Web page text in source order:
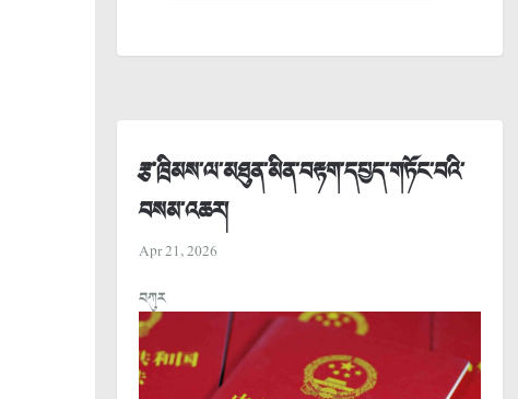
རྩ་ཁྲིམས་ལ་མཐུན་མིན་བརྟག་དཔྱད་གཏོང་བའི་
བསམ་འཆར།
Apr 21, 2026
བཀུར